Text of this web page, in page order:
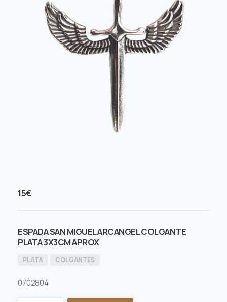
15€
ESPADA SAN MIGUEL ARCANGEL COLGANTE
PLATA 3X3CM APROX
PLATA COLGANTES
0702804